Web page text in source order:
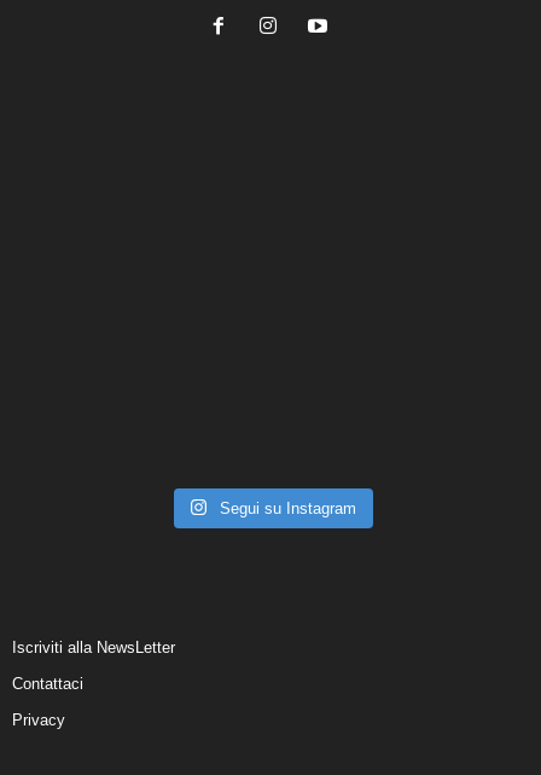
Segui su Instagram
Iscriviti alla NewsLetter
Contattaci
Privacy